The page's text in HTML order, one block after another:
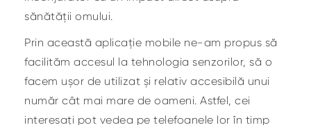
sănătății omului.
Prin această aplicație mobile ne-am propus să
facilităm accesul la tehnologia senzorilor, să o
facem ușor de utilizat și relativ accesibilă unui
număr cât mai mare de oameni. Astfel, cei
interesați pot vedea pe telefoanele lor în timp